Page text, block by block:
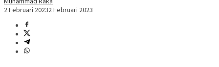
2 Februari 20232 Februari 2023